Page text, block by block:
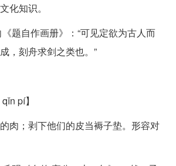
化知识。
题自作画册》：“可见定欲为古人而
，刻舟求剑之类也。”
pí】
肉；剥下他们的皮当褥子垫。形容对